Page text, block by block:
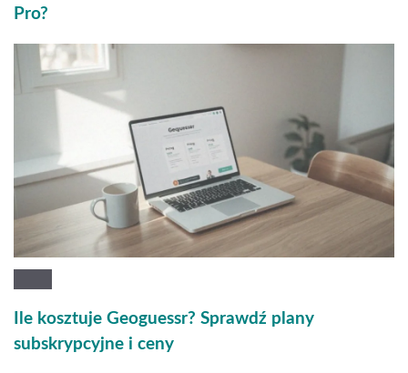
Pro?
Ile kosztuje Geoguessr? Sprawdź plany
subskrypcyjne i ceny